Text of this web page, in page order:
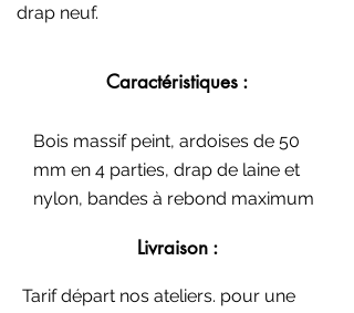
drap neuf.
Caractéristiques :
Bois massif peint, ardoises de 50
mm en 4 parties, drap de laine et
nylon, bandes à rebond maximum
Livraison :
Tarif départ nos ateliers. pour une